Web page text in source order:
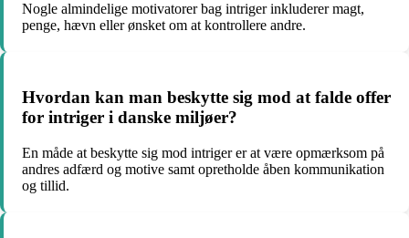
Nogle almindelige motivatorer bag intriger inkluderer magt,
penge, hævn eller ønsket om at kontrollere andre.
Hvordan kan man beskytte sig mod at falde offer
for intriger i danske miljøer?
En måde at beskytte sig mod intriger er at være opmærksom på
andres adfærd og motive samt opretholde åben kommunikation
og tillid.